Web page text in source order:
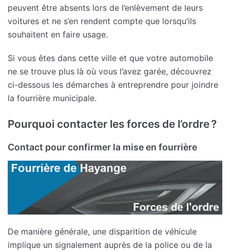
peuvent être absents lors de l’enlèvement de leurs
voitures et ne s’en rendent compte que lorsqu’ils
souhaitent en faire usage.
Si vous êtes dans cette ville et que votre automobile
ne se trouve plus là où vous l’avez garée, découvrez
ci-dessous les démarches à entreprendre pour joindre
la fourrière municipale.
Pourquoi contacter les forces de l’ordre ?
Contact pour confirmer la mise en fourrière
De manière générale, une disparition de véhicule
implique un signalement auprès de la police ou de la